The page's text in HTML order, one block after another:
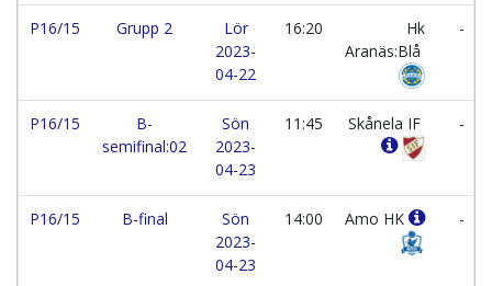
P16/15 Grupp 2
Lör
2023-
04-22
16:20
Hk
Aranäs:Blå
-
P16/15
B-
semifinal:02
Sön
2023-
04-23
11:45 Skånela IF -
P16/15 B-final
Sön
2023-
04-23
14:00 Amo HK -